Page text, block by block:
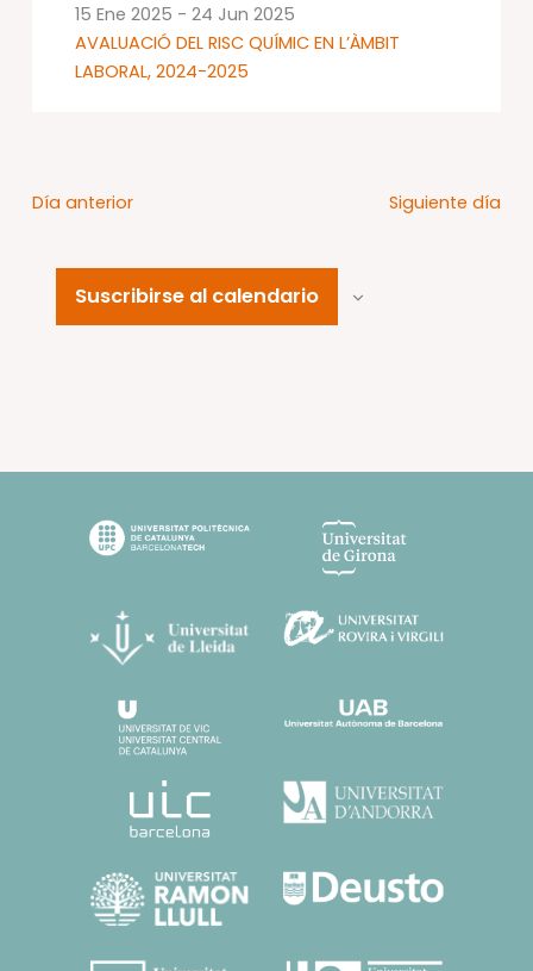
AVALUACIÓ DEL RISC QUÍMIC EN L’ÀMBIT
LABORAL, 2024-2025
15 Ene 2025 - 24 Jun 2025
Día anterior Siguiente día
Suscribirse al calendario